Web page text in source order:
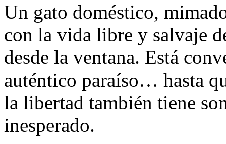
Un gato doméstico,
con la vida libre y salvaje
desde la ventana. Está
auténtico paraíso… hasta
la libertad también tiene
inesperado.